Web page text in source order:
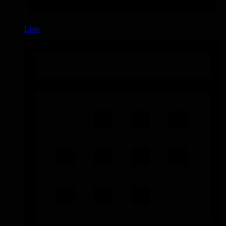
Liste